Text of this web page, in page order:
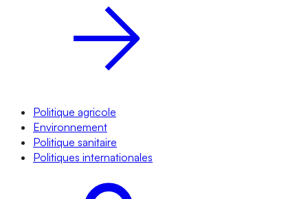
Politique agricole
Environnement
Politique sanitaire
Politiques internationales